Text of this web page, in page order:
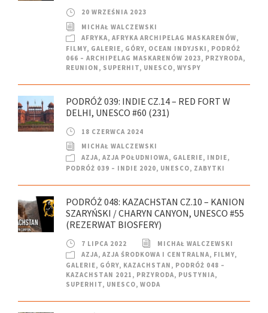
20 WRZEŚNIA 2023
MICHAŁ WALCZEWSKI
AFRYKA, AFRYKA ARCHIPELAG MASKARENÓW,
FILMY, GALERIE, GÓRY, OCEAN INDYJSKI , PODRÓŻ
066 – ARCHIPELAG MASKARENÓW 2023, PRZYRODA,
REUNION , SUPERHIT, UNESCO, WYSPY
PODRÓŻ 039: INDIE CZ.14 – RED FORT W
DELHI, UNESCO #60 (231)
18 CZERWCA 2024
MICHAŁ WALCZEWSKI
AZJA, AZJA POŁUDNIOWA, GALERIE, INDIE,
PODRÓŻ 039 – INDIE 2020, UNESCO, ZABYTKI
PODRÓŻ 048: KAZACHSTAN CZ.10 – KANION
SZARYŃSKI / CHARYN CANYON, UNESCO #55
(REZERWAT BIOSFERY)
7 LIPCA 2022
MICHAŁ WALCZEWSKI
AZJA, AZJA ŚRODKOWA I CENTRALNA, FILMY,
GALERIE, GÓRY, KAZACHSTAN , PODRÓŻ 048 –
KAZACHSTAN 2021 , PRZYRODA, PUSTYNIA,
SUPERHIT, UNESCO, WODA